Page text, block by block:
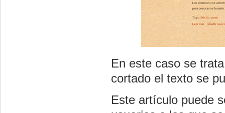
En este caso se
cortado el texto se
Este artículo puede